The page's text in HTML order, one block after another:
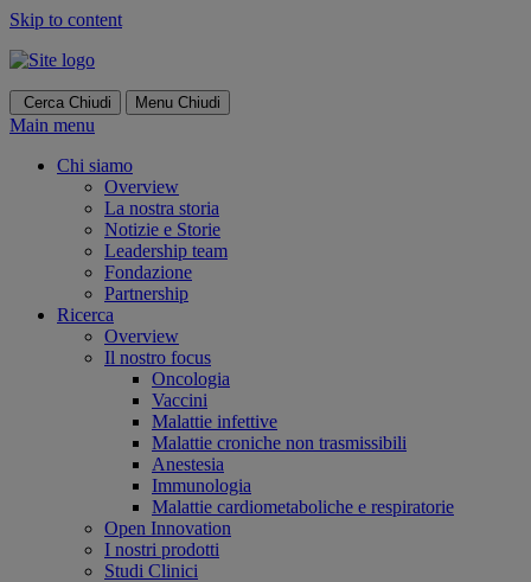
Skip to content
Cerca Chiudi Menu Chiudi
Main menu
Chi siamo
Overview
La nostra storia
Notizie e Storie
Leadership team
Fondazione
Partnership
Ricerca
Overview
Il nostro focus
Oncologia
Vaccini
Malattie infettive
Malattie croniche non trasmissibili
Anestesia
Immunologia
Malattie cardiometaboliche e respiratorie
Open Innovation
I nostri prodotti
Studi Clinici